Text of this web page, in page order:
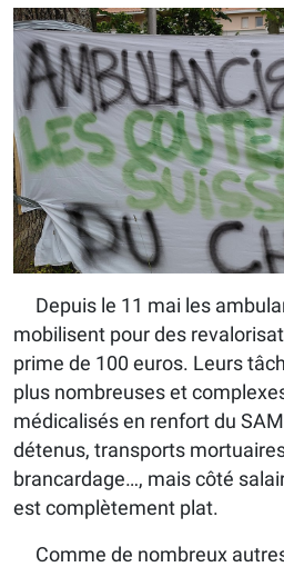
Depuis le 11 mai les
mobilisent pour des
prime de 100 euros. Leurs
plus nombreuses et
médicalisés en renfort du
détenus, transports
brancardage…, mais côté
est complètement plat.
Comme de nombreux